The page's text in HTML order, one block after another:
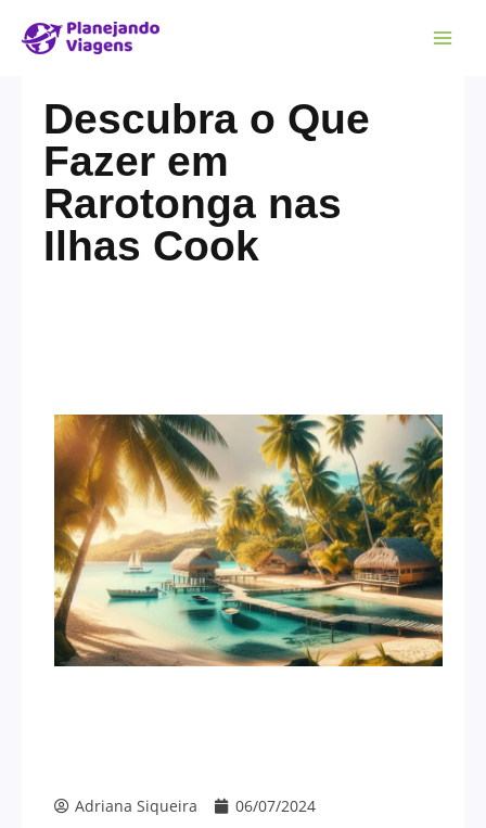
Descubra o Que
Fazer em
Rarotonga nas
Ilhas Cook
Adriana Siqueira 06/07/2024